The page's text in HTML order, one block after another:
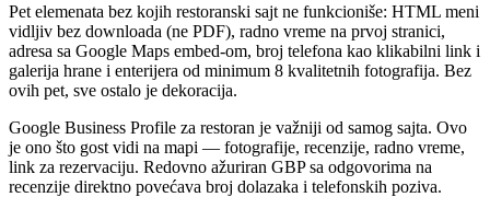
Pet elemenata bez kojih restoranski sajt ne funkcioniše: HTML meni
vidljiv bez downloada (ne PDF), radno vreme na prvoj stranici,
adresa sa Google Maps embed-om, broj telefona kao klikabilni link i
galerija hrane i enterijera od minimum 8 kvalitetnih fotografija. Bez
ovih pet, sve ostalo je dekoracija.
Google Business Profile za restoran je važniji od samog sajta. Ovo
je ono što gost vidi na mapi — fotografije, recenzije, radno vreme,
link za rezervaciju. Redovno ažuriran GBP sa odgovorima na
recenzije direktno povećava broj dolazaka i telefonskih poziva.